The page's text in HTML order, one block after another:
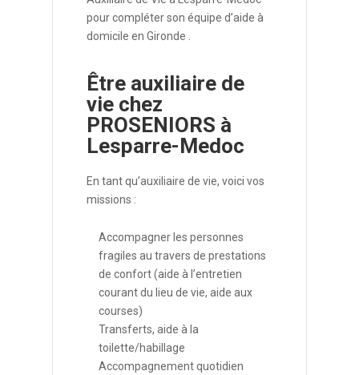
pour compléter son équipe d’aide à
domicile en Gironde .
Être auxiliaire de
vie chez
PROSENIORS à
Lesparre-Medoc
En tant qu’auxiliaire de vie, voici vos
missions :
Accompagner les personnes
fragiles au travers de prestations
de confort (aide à l’entretien
courant du lieu de vie, aide aux
courses)
Transferts, aide à la
toilette/habillage
Accompagnement quotidien